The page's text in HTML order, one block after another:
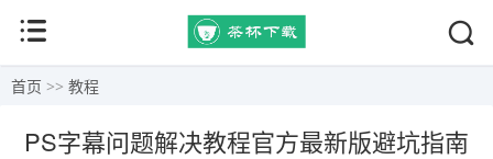
首页 >> 教程
PS字幕问题解决教程官方最新版避坑指南